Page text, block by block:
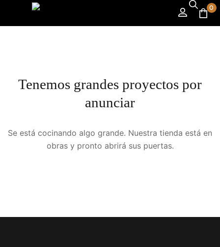
0
Tenemos grandes proyectos por
anunciar
Se está cocinando algo grande. Nuestra tienda está en
obras y pronto abrirá sus puertas.